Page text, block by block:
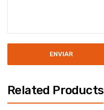
Related Products